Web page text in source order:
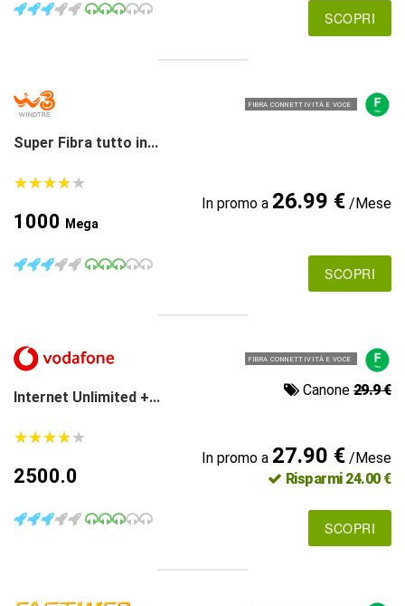
SCOPRI
FIBRA CONNETTIVITÀ E VOCE
Super Fibra tutto in...
★★★★★
★★★★★
1000 Mega
In promo a 26.99 €/Mese
SCOPRI
FIBRA CONNETTIVITÀ E VOCE
Internet Unlimited +... Canone 29.9 €
★★★★★
★★★★★
2500.0
In promo a 27.90 €/Mese
Risparmi 24.00 €
SCOPRI